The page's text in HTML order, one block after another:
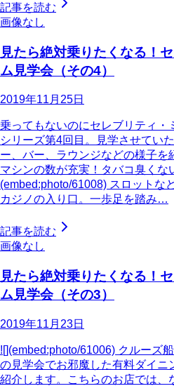
記事を読む
画像なし
見たら絶対乗りたくなる！
ム見学会（その4）
2019年11月25日
乗ってもないのにセレブリティ・
シリーズ第4回目。見学させてい
ー、バー、ラウンジなどの様子を
マシンの数が充実！タバコ臭くな
(embed:photo/61008) スロットな
カジノの入り口。一歩足を踏み…
記事を読む
画像なし
見たら絶対乗りたくなる！
ム見学会（その3）
2019年11月23日
![](embed:photo/61006) クルーズ
の見学会でお邪魔した有料ダイニ
紹介します。こちらのお店では、